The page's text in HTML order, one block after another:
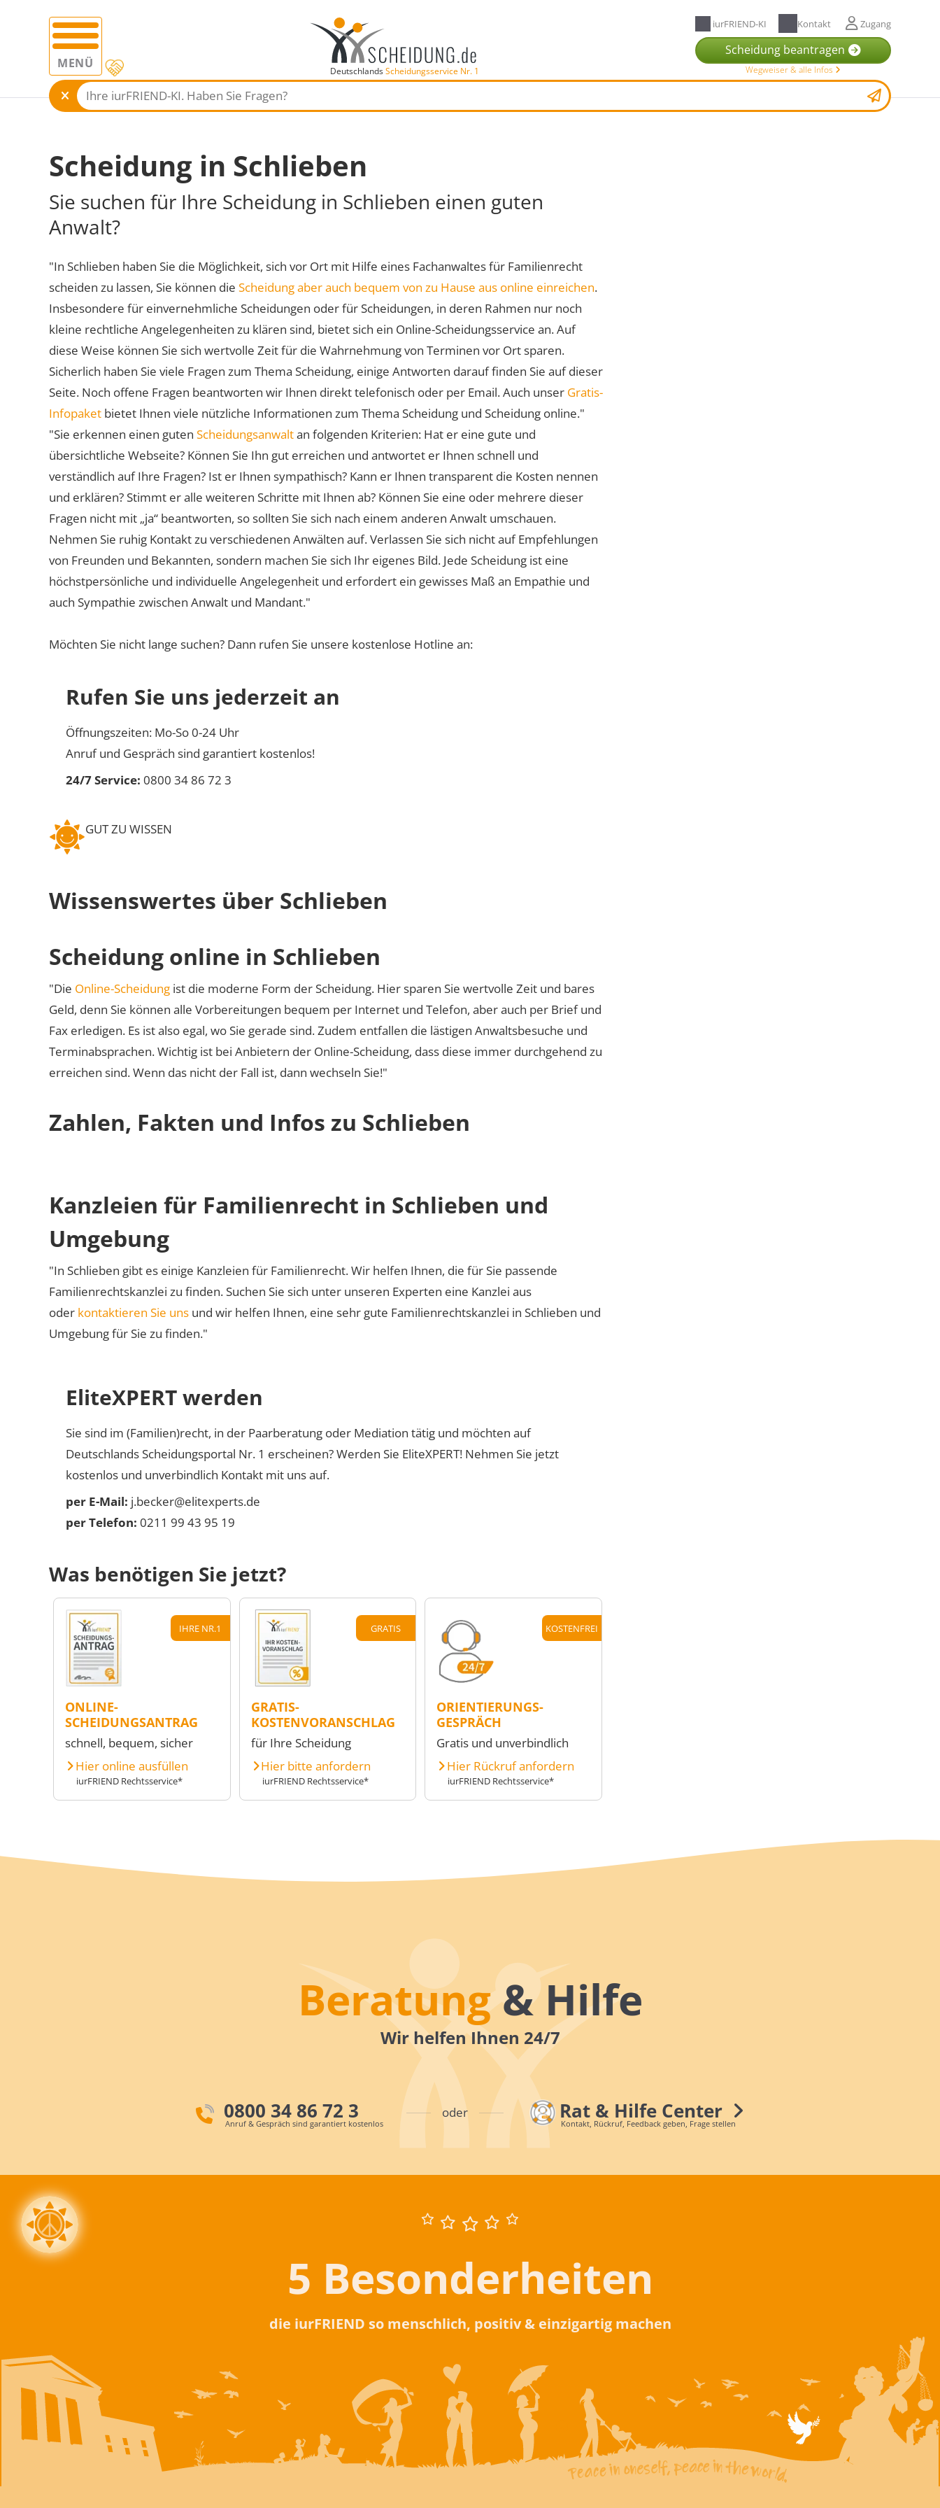
MENÜ DeutschlandsScheidungsservice Nr. 1
iurFRIEND-KI Kontakt Zugang
Scheidung beantragen
Wegweiser & alle Infos
Scheidung in Schlieben
Sie suchen für Ihre Scheidung in Schlieben einen guten
Anwalt?
"In Schlieben haben Sie die Möglichkeit, sich vor Ort mit Hilfe eines Fachanwaltes für Familienrecht
scheiden zu lassen, Sie können die Scheidung aber auch bequem von zu Hause aus online einreichen.
Insbesondere für einvernehmliche Scheidungen oder für Scheidungen, in deren Rahmen nur noch
kleine rechtliche Angelegenheiten zu klären sind, bietet sich ein Online-Scheidungsservice an. Auf
diese Weise können Sie sich wertvolle Zeit für die Wahrnehmung von Terminen vor Ort sparen.
Sicherlich haben Sie viele Fragen zum Thema Scheidung, einige Antworten darauf finden Sie auf dieser
Seite. Noch offene Fragen beantworten wir Ihnen direkt telefonisch oder per Email. Auch unser Gratis-
Infopaket bietet Ihnen viele nützliche Informationen zum Thema Scheidung und Scheidung online."
"Sie erkennen einen guten Scheidungsanwaltan folgenden Kriterien: Hat er eine gute und
übersichtliche Webseite? Können Sie Ihn gut erreichen und antwortet er Ihnen schnell und
verständlich auf Ihre Fragen? Ist er Ihnen sympathisch? Kann er Ihnen transparent die Kosten nennen
und erklären? Stimmt er alle weiteren Schritte mit Ihnen ab? Können Sie eine oder mehrere dieser
Fragen nicht mit „ja“ beantworten, so sollten Sie sich nach einem anderen Anwalt umschauen.
Nehmen Sie ruhig Kontakt zu verschiedenen Anwälten auf. Verlassen Sie sich nicht auf Empfehlungen
von Freunden und Bekannten, sondern machen Sie sich Ihr eigenes Bild. Jede Scheidung ist eine
höchstpersönliche und individuelle Angelegenheit und erfordert ein gewisses Maß an Empathie und
auch Sympathie zwischen Anwalt und Mandant."
Möchten Sie nicht lange suchen? Dann rufen Sie unsere kostenlose Hotline an:
Rufen Sie uns jederzeit an
Öffnungszeiten: Mo-So 0-24 Uhr
Anruf und Gespräch sind garantiert kostenlos!
24/7 Service: 0800 34 86 72 3
GUT ZU WISSEN
Wissenswertes über Schlieben
Scheidung online in Schlieben
"Die Online-Scheidung ist die moderne Form der Scheidung. Hier sparen Sie wertvolle Zeit und bares
Geld, denn Sie können alle Vorbereitungen bequem per Internet und Telefon, aber auch per Brief und
Fax erledigen. Es ist also egal, wo Sie gerade sind. Zudem entfallen die lästigen Anwaltsbesuche und
Terminabsprachen. Wichtig ist bei Anbietern der Online-Scheidung, dass diese immer durchgehend zu
erreichen sind. Wenn das nicht der Fall ist, dann wechseln Sie!"
Zahlen, Fakten und Infos zu Schlieben
Kanzleien für Familienrecht in Schlieben und
Umgebung
"In Schlieben gibt es einige Kanzleien für Familienrecht. Wir helfen Ihnen, die für Sie passende
Familienrechtskanzlei zu finden. Suchen Sie sich unter unseren Experten eine Kanzlei aus
oder kontaktieren Sie uns und wir helfen Ihnen, eine sehr gute Familienrechtskanzlei in Schlieben und
Umgebung für Sie zu finden."
EliteXPERT werden
Sie sind im (Familien)recht, in der Paarberatung oder Mediation tätig und möchten auf
Deutschlands Scheidungsportal Nr. 1 erscheinen? Werden Sie EliteXPERT! Nehmen Sie jetzt
kostenlos und unverbindlich Kontakt mit uns auf.
per E-Mail: j.becker@elitexperts.de
per Telefon: 0211 99 43 95 19
Was benötigen Sie jetzt?
IHRE NR.1
ONLINE-
SCHEIDUNGSANTRAG
schnell, bequem, sicher
Hier online ausfüllen
iurFRIEND Rechtsservice*
GRATIS
GRATIS-
KOSTENVORANSCHLAG
für Ihre Scheidung
Hier bitte anfordern
iurFRIEND Rechtsservice*
KOSTENFREI
ORIENTIERUNGS-
GESPRÄCH
Gratis und unverbindlich
Hier Rückruf anfordern
iurFRIEND Rechtsservice*
Beratung& Hilfe
Wir helfen Ihnen 24/7
0800 34 86 72 3
Anruf & Gespräch sind garantiert kostenlos
oder Rat & Hilfe Center
Kontakt, Rückruf, Feedback geben, Frage stellen
5 Besonderheiten
die iurFRIEND so menschlich, positiv & einzigartig machen